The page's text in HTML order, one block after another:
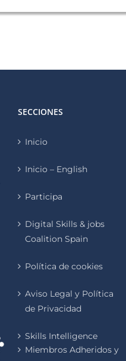
SECCIONES
Inicio
Inicio – English
Participa
Digital Skills & jobs
Coalition Spain
Política de cookies
Aviso Legal y Política
de Privacidad
Skills Intelligence
Miembros Adheridos y